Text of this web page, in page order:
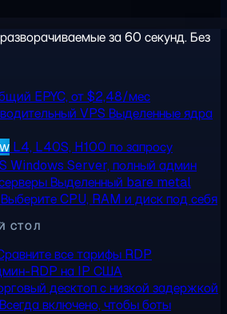
за 60 секунд. Без
EPYC, от $2,48/мес
VPS Выделенные ядра
L4, L40S, H100 по запросу
Windows Server, полный админ
Выделенный bare metal
Выберите CPU, RAM и диск под себя
СТОЛ
все тарифы RDP
RDP на IP США
десктоп с низкой задержкой
Всегда включено, чтобы боты